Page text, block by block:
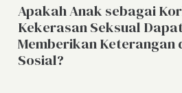
Apakah Anak sebagai
Kekerasan Seksual
Memberikan Keterangan
Sosial?